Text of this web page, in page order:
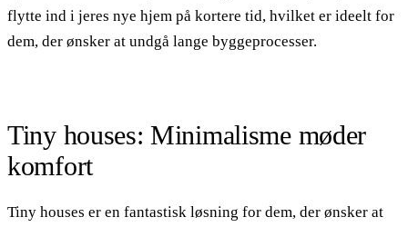
flytte ind i jeres nye hjem på kortere tid, hvilket er ideelt for
dem, der ønsker at undgå lange byggeprocesser.
Tiny houses: Minimalisme møder
komfort
Tiny houses er en fantastisk løsning for dem, der ønsker at